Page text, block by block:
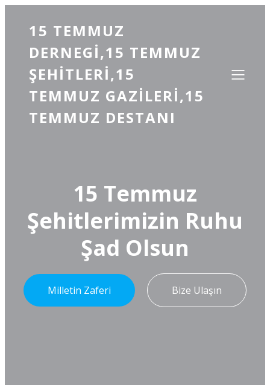
15 TEMMUZ
DERNEGI,15 TEMMUZ
ŞEHITLERI,15
TEMMUZ GAZILERI,15
TEMMUZ DESTANI
15 Temmuz
Şehitlerimizin Ruhu
Şad Olsun
Milletin Zaferi Bize Ulaşın